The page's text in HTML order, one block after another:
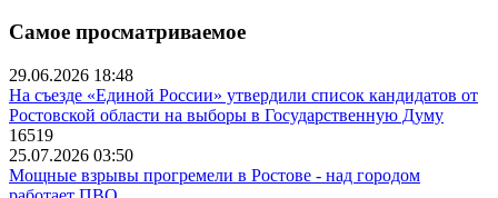
Самое просматриваемое
29.06.2026 18:48
На съезде «Единой России» утвердили список кандидатов от
Ростовской области на выборы в Государственную Думу
16519
25.07.2026 03:50
Мощные взрывы прогремели в Ростове - над городом